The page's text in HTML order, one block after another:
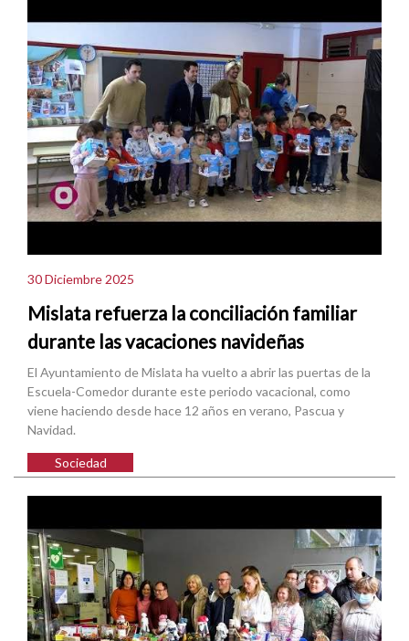
30 Diciembre 2025
Mislata refuerza la conciliación familiar
durante las vacaciones navideñas
El Ayuntamiento de Mislata ha vuelto a abrir las puertas de la
Escuela-Comedor durante este periodo vacacional, como
viene haciendo desde hace 12 años en verano, Pascua y
Navidad.
Sociedad